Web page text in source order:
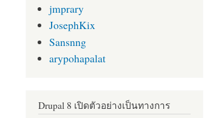
jmprary
JosephKix
Sansnng
arypohapalat
Drupal 8 เปิดตัวอย่างเป็นทางการ